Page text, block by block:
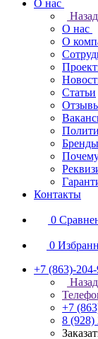
О нас
Назад
О нас
О
Статьи
Бренды
Контакты
0
0
+7 (863)-204-
Назад
+7
8 (928)